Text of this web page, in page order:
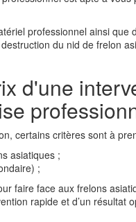
professionnel ainsi que
du nid de frelon
d'une
certains critères sont à
asiatiques ;
;
faire face aux frelons
rapide et d’un résultat